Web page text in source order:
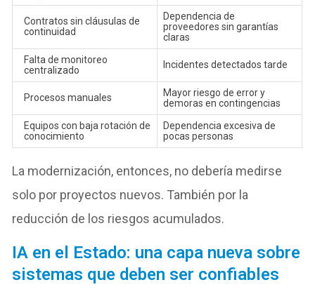
Contratos sin cláusulas de
continuidad
Dependencia de
proveedores sin garantías
claras
Falta de monitoreo
centralizado
Incidentes detectados tarde
Procesos manuales
Mayor riesgo de error y
demoras en contingencias
Equipos con baja rotación de
conocimiento
Dependencia excesiva de
pocas personas
La modernización, entonces, no debería medirse
solo por proyectos nuevos. También por la
reducción de los riesgos acumulados.
IA en el Estado: una capa nueva sobre
sistemas que deben ser confiables